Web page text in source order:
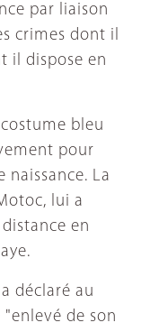
par liaison
crimes dont il
il dispose en
bleu
pour
La
lui a
en
déclaré au
de son